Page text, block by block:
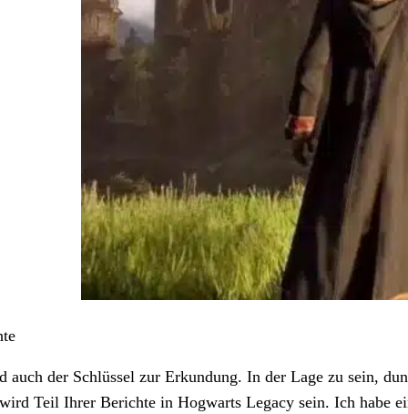
auch der Schlüssel zur Erkundung. In der Lage zu sein,
Teil Ihrer Berichte in Hogwarts Legacy sein. Ich habe